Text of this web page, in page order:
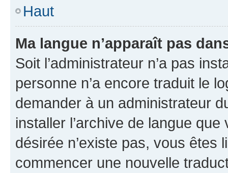
Haut
Ma langue n’apparaît pas
Soit l’administrateur n’a pas
personne n’a encore traduit le
demander à un administrateur
installer l’archive de langue
désirée n’existe pas, vous êtes
commencer une nouvelle